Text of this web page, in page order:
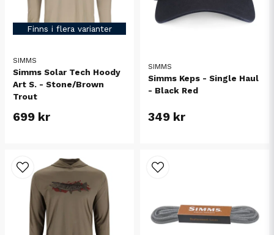
Finns i flera varianter
SIMMS
Simms Solar Tech Hoody
Art S. - Stone/Brown
Trout
699 kr
SIMMS
Simms Keps - Single Haul
- Black Red
349 kr